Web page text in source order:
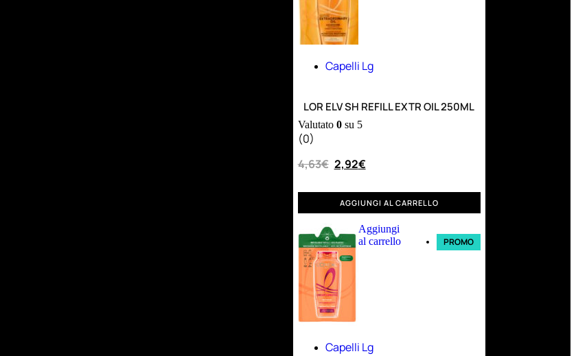
Capelli Lg
LOR ELV SH REFILL EXTR OIL 250ML
Valutato 0su 5
(0)
4,63€ 2,92€
AGGIUNGI AL CARRELLO
Aggiungi
al carrello
PROMO
Capelli Lg